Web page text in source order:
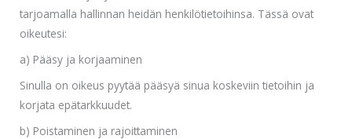
tarjoamalla hallinnan heidän henkilötietoihinsa. Tässä ovat
oikeutesi:
a) Pääsy ja korjaaminen
Sinulla on oikeus pyytää pääsyä sinua koskeviin tietoihin ja
korjata epätarkkuudet.
b) Poistaminen ja rajoittaminen